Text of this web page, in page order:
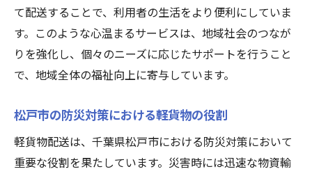
て配送することで、利用者の生活をより便利にしていま
す。このような心温まるサービスは、地域社会のつなが
りを強化し、個々のニーズに応じたサポートを行うこと
で、地域全体の福祉向上に寄与しています。
松戸市の防災対策における軽貨物の役割
軽貨物配送は、千葉県松戸市における防災対策において
重要な役割を果たしています。災害時には迅速な物資輸